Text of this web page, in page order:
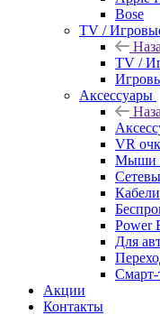
Bose
TV /
TV /
Аксессуары
VR
Мыши
Кабели
Power
Для
Акции
Контакты